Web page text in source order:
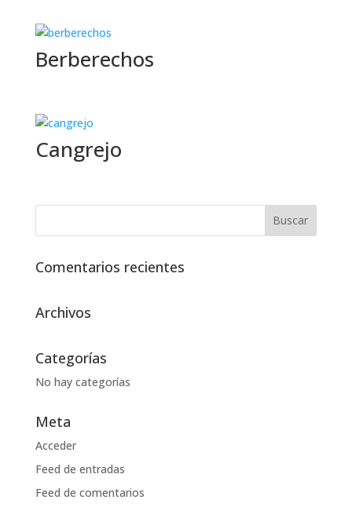
Berberechos
Cangrejo
Comentarios recientes
Archivos
Categorías
No hay categorías
Meta
Acceder
Feed de entradas
Feed de comentarios